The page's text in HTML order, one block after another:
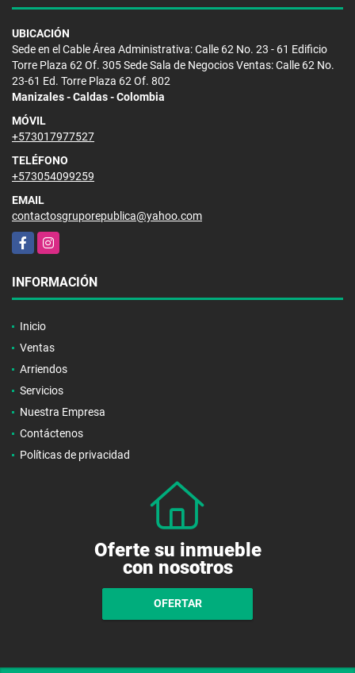
UBICACIÓN
Sede en el Cable Área Administrativa: Calle 62 No. 23 - 61 Edificio
Torre Plaza 62 Of. 305 Sede Sala de Negocios Ventas: Calle 62 No.
23-61 Ed. Torre Plaza 62 Of. 802
Manizales - Caldas - Colombia
MÓVIL
+573017977527
TELÉFONO
+573054099259
EMAIL
contactosgruporepublica@yahoo.com
FacebookInstagram
INFORMACIÓN
Inicio
Ventas
Arriendos
Servicios
Nuestra Empresa
Contáctenos
Políticas de privacidad
Oferte su inmueble
con nosotros
OFERTAR